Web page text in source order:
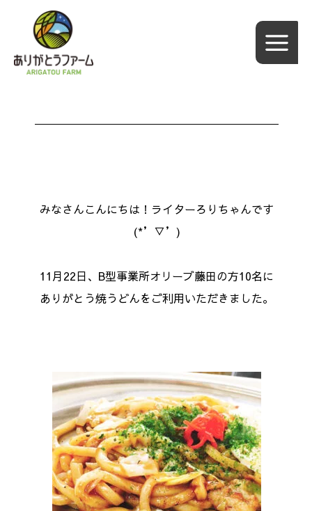
みなさんこんにちは！ライターろりちゃんです
(*’▽’)
11月22日、B型事業所オリーブ藤田の方10名に
ありがとう焼うどんをご利用いただきました。